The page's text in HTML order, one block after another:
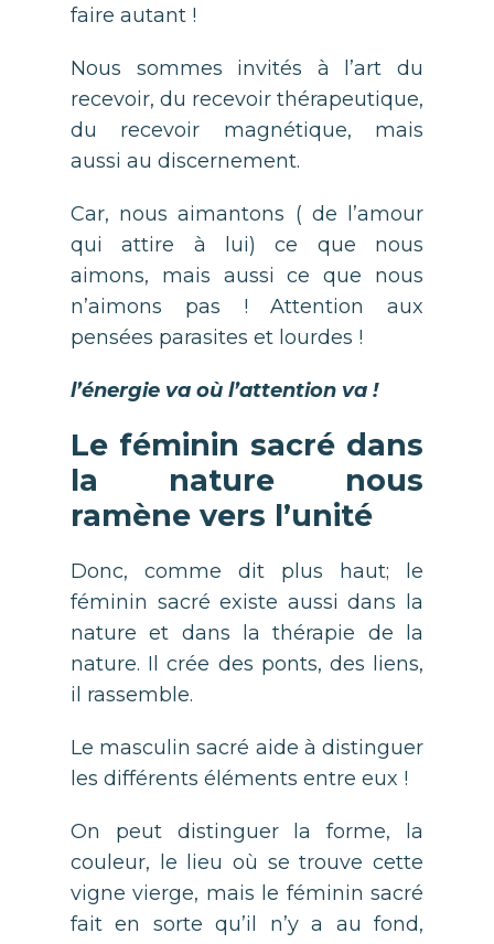
faire autant !
Nous sommes invités à l’art du
recevoir, du recevoir thérapeutique,
du recevoir magnétique, mais
aussi au discernement.
Car, nous aimantons ( de l’amour
qui attire à lui) ce que nous
aimons, mais aussi ce que nous
n’aimons pas ! Attention aux
pensées parasites et lourdes !
l’énergie va où l’attention va !
Le féminin sacré dans
la nature nous
ramène vers l’unité
Donc, comme dit plus haut; le
féminin sacré existe aussi dans la
nature et dans la thérapie de la
nature. Il crée des ponts, des liens,
il rassemble.
Le masculin sacré aide à distinguer
les différents éléments entre eux !
On peut distinguer la forme, la
couleur, le lieu où se trouve cette
vigne vierge, mais le féminin sacré
fait en sorte qu’il n’y a au fond,